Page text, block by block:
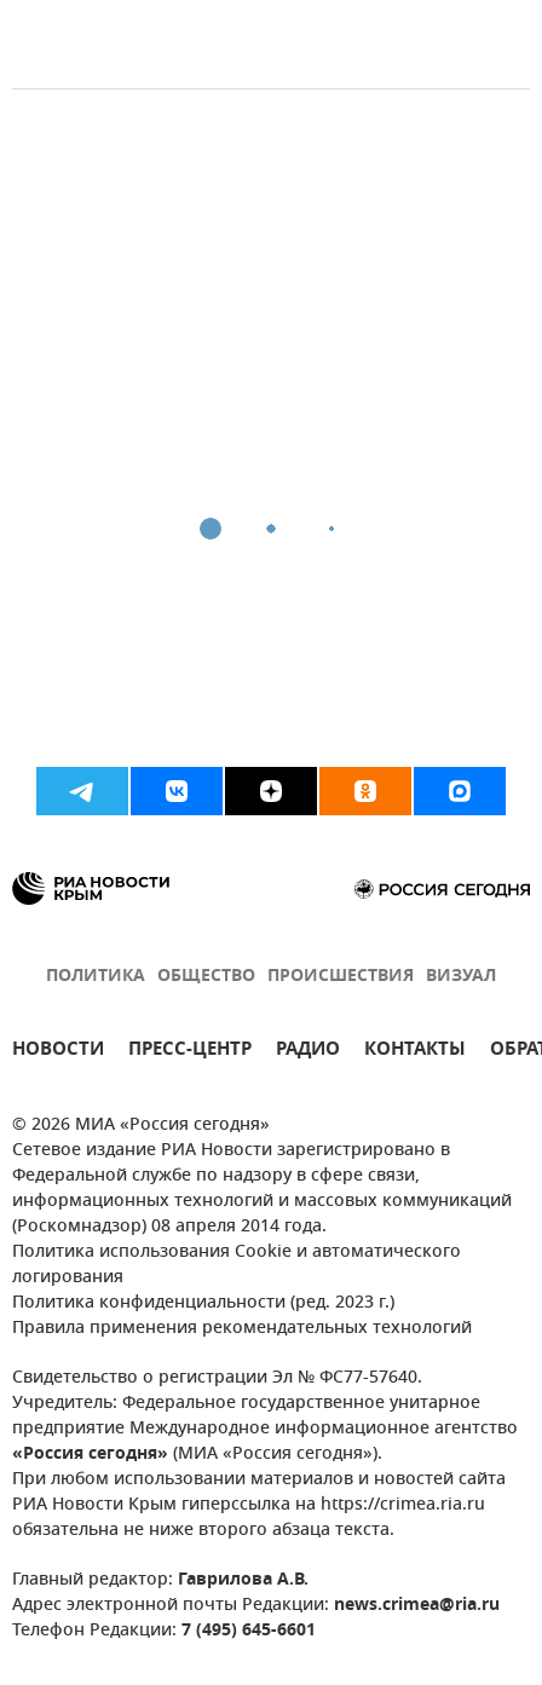
ПОЛИТИКА ОБЩЕСТВО ПРОИСШЕСТВИЯ ВИЗУАЛ
НОВОСТИ ПРЕСС-ЦЕНТР РАДИО КОНТАКТЫ
© 2026 МИА «Россия сегодня»
Сетевое издание РИА Новости зарегистрировано в
Федеральной службе по надзору в сфере связи,
информационных технологий и массовых коммуникаций
(Роскомнадзор) 08 апреля 2014 года.
Политика использования Cookie и автоматического
логирования
Политика конфиденциальности (ред. 2023 г.)
Правила применения рекомендательных технологий
Свидетельство о регистрации Эл № ФС77-57640.
Учредитель: Федеральное государственное унитарное
предприятие Международное информационное агентство
«Россия сегодня» (МИА «Россия сегодня»).
При любом использовании материалов и новостей сайта
РИА Новости Крым гиперссылка на https://crimea.ria.ru
обязательна не ниже второго абзаца текста.
Главный редактор: Гаврилова А.В.
Адрес электронной почты Редакции: news.crimea@ria.ru
Телефон Редакции: 7 (495) 645-6601